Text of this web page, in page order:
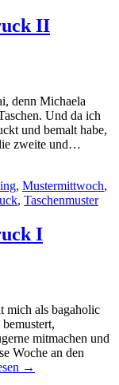
II
denn Michaela
Und da ich
und bemalt habe,
zweite und…
, Mustermittwoch,
, Taschenmuster
I
mich als bagaholic
mitmachen und
Woche an den
→